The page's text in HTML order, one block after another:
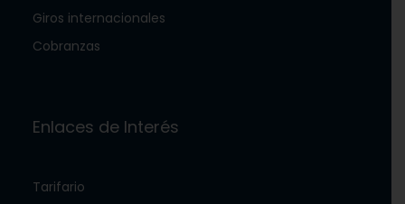
Giros internacionales
Cobranzas
Enlaces de Interés
Tarifario